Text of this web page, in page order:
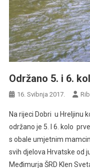
Održano 5. i 6.
16. Svibnja 2017.
Na rijeci Dobri u Hreljinu
održano je 5. I 6. kolo
s obale umjetnim
svih djelova Hrvatske od
Međimurja ŠRD Klen